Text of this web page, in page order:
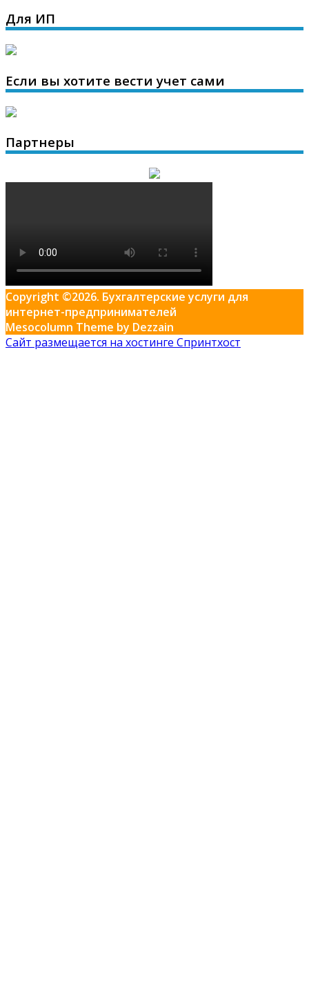
Для ИП
Если вы хотите вести учет сами
Партнеры
Copyright ©2026. Бухгалтерские услуги для
интернет-предпринимателей
Mesocolumn Theme by Dezzain
Сайт размещается на хостинге Спринтхост